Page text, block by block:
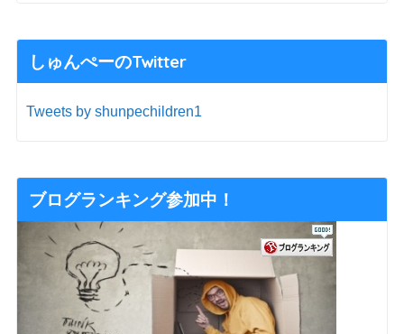
しゅんぺーのTwitter
Tweets by shunpechildren1
ブログランキング参加中！